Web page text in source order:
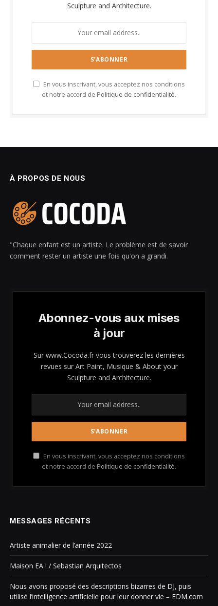
Sculpture and Architecture.
En vous inscrivant, vous acceptez nos conditions
et notre accord de Politique de confidentialité.
À PROPOS DE NOUS
"Chaque enfant est un artiste. Le problème est de savoir
comment rester un artiste une fois qu'on a grandi.
Abonnez-vous aux mises
à jour
Sur www.Cocoda.fr vous trouverez les dernières
revues sur Art Paint, Musique & About your
Sculpture and Architecture.
En vous inscrivant, vous acceptez nos conditions
et notre accord de Politique de confidentialité.
MESSAGES RÉCENTS
Artiste animalier de l’année 2022
Maison EA ! / Sebastian Arquitectos
Nous avons proposé des descriptions bizarres de DJ, puis
utilisé l’intelligence artificielle pour leur donner vie – EDM.com